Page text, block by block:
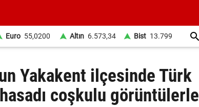
Euro 55,0200 Altın 6.573,34 Bist 13.799
Yakakent ilçesinde Türk
coşkulu görüntülerle